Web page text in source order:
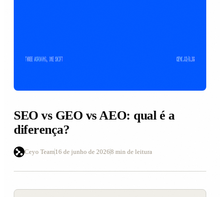
SEO vs GEO vs AEO: qual é a
diferença?
Ceyo Team16 de junho de 20268 min de leitura